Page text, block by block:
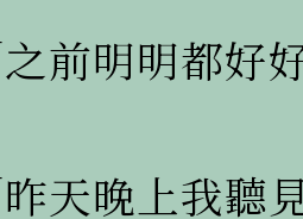
明明都好
晚上我聽見